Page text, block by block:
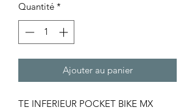
Quantité *
Ajouter au panier
TE INFERIEUR POCKET BIKE MX